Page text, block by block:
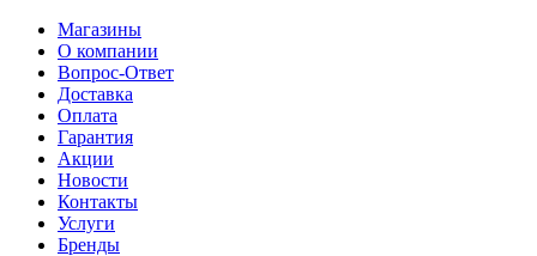
Магазины
О компании
Вопрос-Ответ
Доставка
Оплата
Гарантия
Акции
Новости
Контакты
Услуги
Бренды